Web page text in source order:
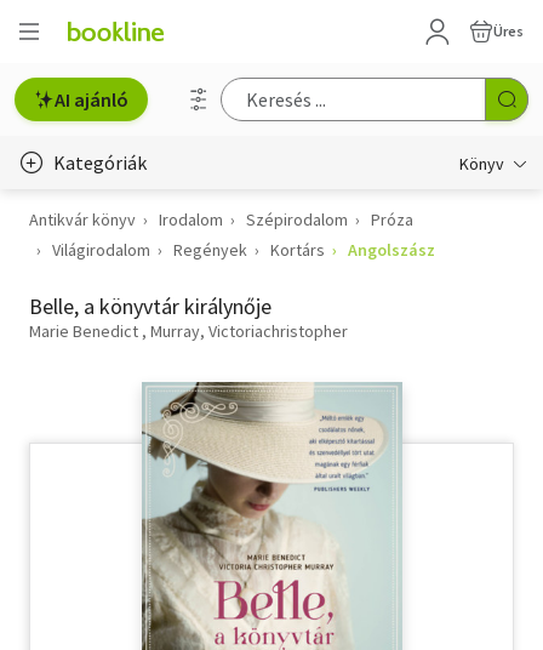
Üres
AI ajánló
Kategóriák Könyv
Életmód, egészség
Gyermek- és ifjúsági
Hobbi, szabadidő
Szótár, nyelvkönyv
Tankönyv, segédkönyv
Antikvár könyv Irodalom Szépirodalom
Próza
Világirodalom
Regények Kortárs Angolszász
Belle, a könyvtár királynője
Marie Benedict Murray, Victoriachristopher